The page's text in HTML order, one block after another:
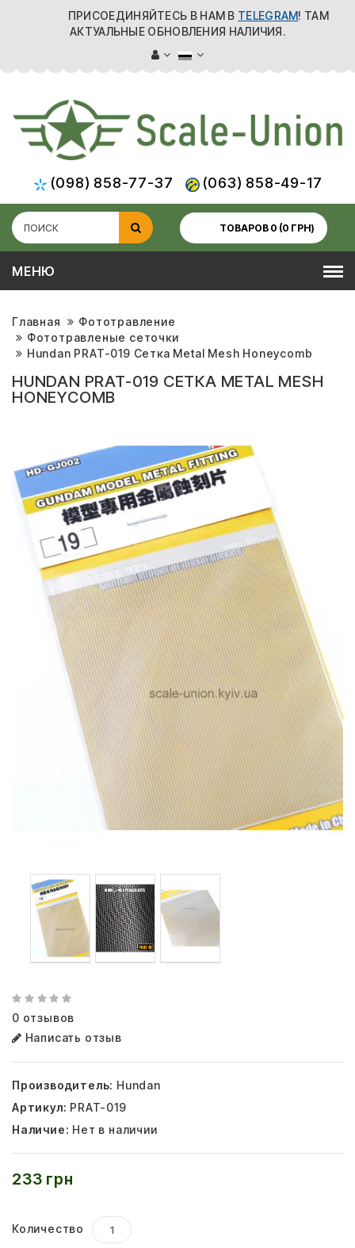
ПРИСОЕДИНЯЙТЕСЬ В НАМ В TELEGRAM! ТАМ
АКТУАЛЬНЫЕ ОБНОВЛЕНИЯ НАЛИЧИЯ.
(098) 858-77-37 (063) 858-49-17
ТОВАРОВ 0 (0 ГРН)
МЕНЮ
Главная
Фототравление
Фототравленые сеточки
Hundan PRAT-019 Сетка Metal Mesh Honeycomb
HUNDAN PRAT-019 СЕТКА METAL MESH
HONEYCOMB
0 отзывов
Написать отзыв
Производитель: Hundan
Артикул: PRAT-019
Наличие: Нет в наличии
233 грн
Количество